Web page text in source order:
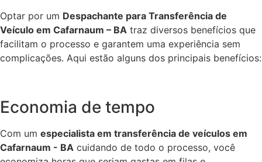
Optar por um Despachante para Transferência de
Veículo em Cafarnaum – BA traz diversos benefícios que
facilitam o processo e garantem uma experiência sem
complicações. Aqui estão alguns dos principais benefícios:
Economia de tempo
Com um especialista em transferência de veículos em
Cafarnaum - BA cuidando de todo o processo, você